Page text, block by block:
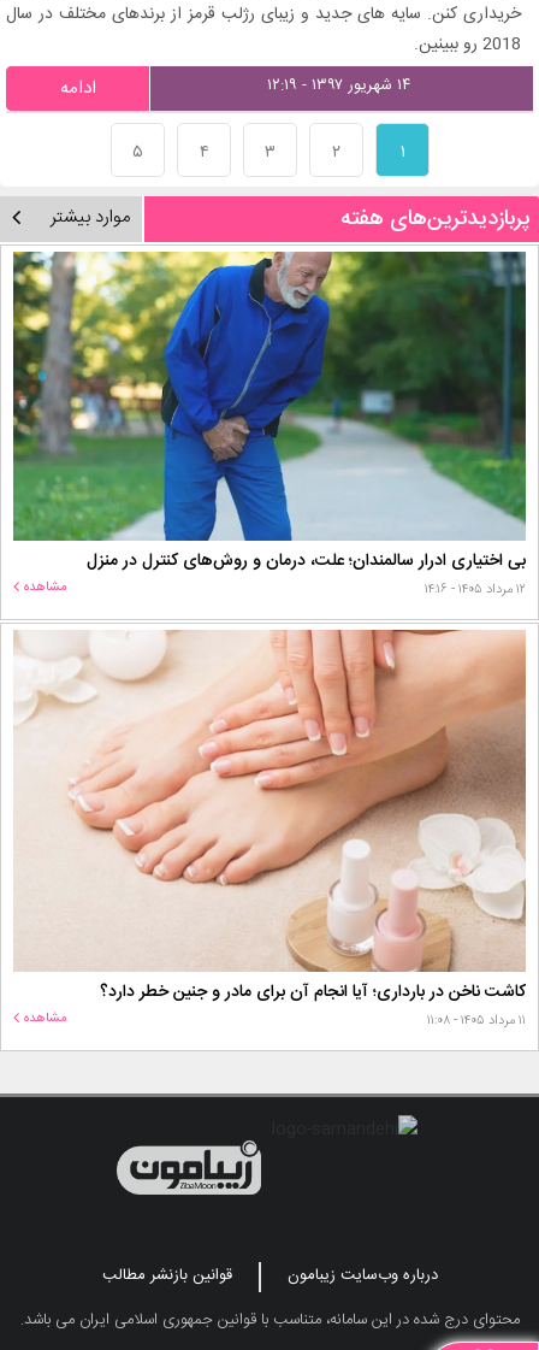
خریداری کنن. سایه های جدید و زیبای رژلب قرمز از برندهای مختلف در سال
2018 رو ببینین.
۱۴ شهریور ۱۳۹۷ - ۱۲:۱۹ ادامه
۱ ۲ ۳ ۴ ۵
پربازدیدترین‌های هفته موارد بیشتر
بی اختیاری ادرار سالمندان؛ علت، درمان و روش‌های کنترل در منزل
۱۲ مرداد ۱۴۰۵ - ۱۴:۱۶ مشاهده
کاشت ناخن در بارداری؛ آیا انجام آن برای مادر و جنین خطر دارد؟
۱۱ مرداد ۱۴۰۵ - ۱۱:۰۸ مشاهده
درباره وب‌سایت زیبامون
قوانین بازنشر مطالب
محتوای درج شده در این سامانه، متناسب با قوانین جمهوری اسلامی ایران می باشد.